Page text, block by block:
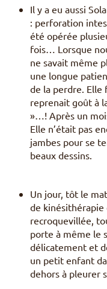
Il y a eu aussi
: perforation
été opérée
fois… Lorsque
ne savait même
une longue
de la perdre. Elle
reprenait goût à
»…! Après un
Elle n’était pas
jambes pour se
beaux dessins.
Un jour, tôt le
de
recroquevillée,
porte à même le
délicatement et
un petit enfant
dehors à pleurer